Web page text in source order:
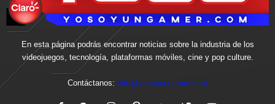
En esta página podrás encontrar noticias sobre la industria de los
videojuegos, tecnología, plataformas móviles, cine y pop culture.
Contáctanos: info@yosoyungamer.com